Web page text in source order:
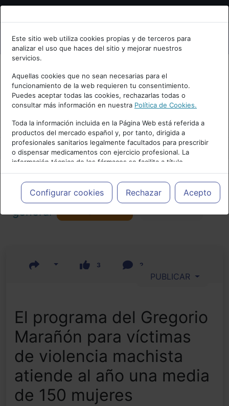
Bienvenid@ a psiquiatria.com
Escribe tu Email
Accede o regístrate con tu email.
Cancelar
Este sitio web utiliza cookies propias y de terceros para
analizar el uso que haces del sitio y mejorar nuestros
servicios.
Aquellas cookies que no sean necesarias para el
funcionamiento de la web requieren tu consentimiento.
Puedes aceptar todas las cookies, rechazarlas todas o
consultar más información en nuestra Política de Cookies.
Toda la información incluida en la Página Web está referida a
productos del mercado español y, por tanto, dirigida a
profesionales sanitarios legalmente facultados para prescribir
o dispensar medicamentos con ejercicio profesional. La
información técnica de los fármacos se facilita a título
meramente informativo, siendo responsabilidad de los
profesionales facultados prescribir medicamentos y decidir, en
cada caso concreto, el tratamiento más adecuado a las
necesidades del paciente.
Configurar cookies Rechazar Acepto
Actualidad y Artículos|Psicología
general
3 2
PUBLICAR
El programa del Gregorio
Marañón para víctimas
de violencia machista
atiende al año una media
de 150 mujeres